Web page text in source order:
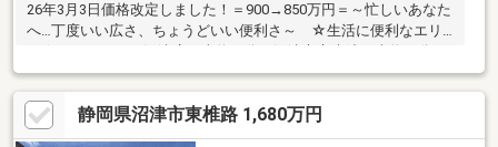
26年3月3日価格改定しました！＝900→850万円＝～忙しいあなた
へ…丁度いい広さ、ちょうどいい便利さ～ ☆生活に便利なエリ
沼津市立愛鷹小学校 徒歩約１８分・愛鷹スマートICまで車約3
分・バス停「春の木幼稚園前」まで『徒歩』約7分【車で5分圏内
の生活に便利な施設】スギドラッグ、エブリィビッグデー、業務
スーパーが！【車で約10分圏内に医療施設】内科・耳鼻科、眼
静岡県沼津市東椎路 1,680万円